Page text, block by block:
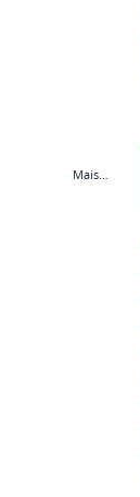
Mais…